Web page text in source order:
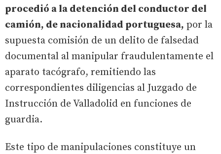
procedió a la detención del conductor del
camión, de nacionalidad portuguesa, por la
supuesta comisión de un delito de falsedad
documental al manipular fraudulentamente el
aparato tacógrafo, remitiendo las
correspondientes diligencias al Juzgado de
Instrucción de Valladolid en funciones de
guardia.
Este tipo de manipulaciones constituye un